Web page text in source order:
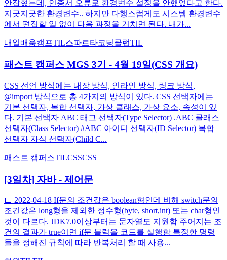
안잡혔는데, 인증서 오류로 환경변수 설정을 안했었다고 한다.
지긋지긋한 환경변수.. 하지만 다행스럽게도 시스템 환경변수
에서 편집할 일 없이 다음 과정을 거치면 된다. 내가...
내일배움캠프TIL스파르타코딩클럽TIL
패스트 캠퍼스 MGS 3기 - 4월 19일(CSS 개요)
CSS 선언 방식에는 내장 방식, 인라인 방식, 링크 방식,
@import 방식으로 총 4가지의 방식이 있다. CSS 선택자에는
기본 선택자, 복합 선택자, 가상 클래스, 가상 요소, 속성이 있
다. 기본 선택자 ABC 태그 선택자(Type Selector) .ABC 클래스
선택자(Class Selector) #ABC 아이디 선택자(ID Selector) 복합
선택자 자식 선택자(Child C...
패스트 캠퍼스TILCSSCSS
[3일차] 자바 - 제어문
📅 2022-04-18 If문의 조건값은 boolean형인데 비해 switch문의
조건값은 long형을 제외한 정수형(byte, short,int) 또는 char형인
것이 다르다. JDK7.0이상부터는 문자열도 지원함 주어지는 조
건의 결과가 true이면 if문 블럭을 코드를 실행함 특정한 명령
들을 정해진 규칙에 따라 반복처리 할 때 사용...